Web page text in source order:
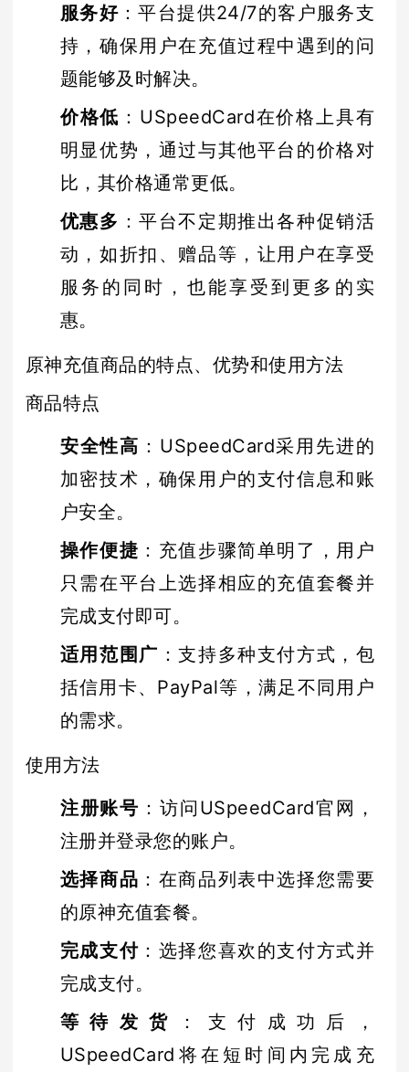
服务好：平台提供24/7的客户服务支
持，确保用户在充值过程中遇到的问
题能够及时解决。
价格低 ：USpeedCard在价格上具有
明显优势，通过与其他平台的价格对
比，其价格通常更低。
优惠多 ：平台不定期推出各种促销活
动，如折扣、赠品等，让用户在享受
服务的同时，也能享受到更多的实
惠。
原神充值商品的特点、优势和使用方法
商品特点
安全性高 ：USpeedCard采用先进的
加密技术，确保用户的支付信息和账
户安全。
操作便捷 ：充值步骤简单明了，用户
只需在平台上选择相应的充值套餐并
完成支付即可。
适用范围广 ：支持多种支付方式，包
括信用卡、PayPal等，满足不同用户
的需求。
使用方法
注册账号 ：访问USpeedCard官网，
注册并登录您的账户。
选择商品 ：在商品列表中选择您需要
的原神充值套餐。
完成支付 ：选择您喜欢的支付方式并
完成支付。
等待发货
：支付成功后，
USpeedCard将在短时间内完成充